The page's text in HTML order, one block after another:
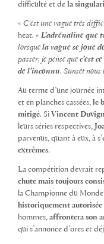
difficulté et de la
« C’est une vague très
heat. « L’adrénaline que
lorsque la vague se joue
passer, je pense que c’est
de l’inconnu. Sunset nous
Au terme d’une journée
et en planches cassées, le
mitigé. Si Vincent
leurs séries respectives,
parvenus, quant à eux, à
extrêmes.
La compétition devrait
chute mais toujours
la Championne du Monde
historiquement
hommes, affrontera son
qui s’annonce d’ores et